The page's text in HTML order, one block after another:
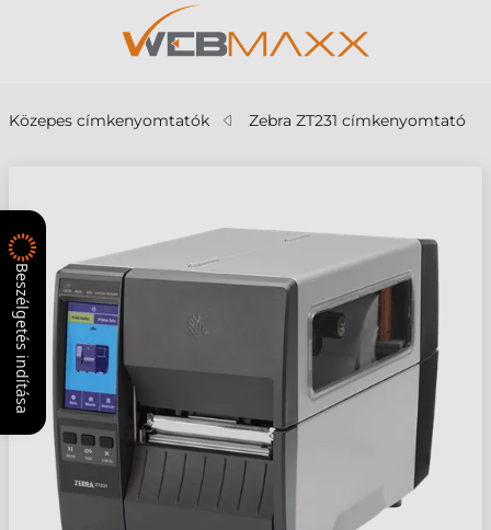
Közepes címkenyomtatók Zebra ZT231 címkenyomtató
Beszélgetés indítása